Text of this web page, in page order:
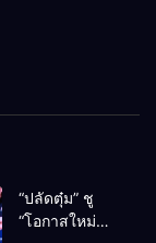
“ปลัดตุ๋ม” ชู
“โอกาสใหม่”